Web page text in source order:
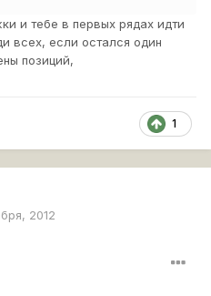
и тебе в первых рядах идти
всех, если остался один
позиций,
1
2012